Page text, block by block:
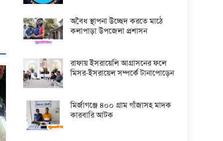
অবৈধ স্থাপনা উচ্ছেদ করতে মাঠে
কলাপাড়া উপজেলা প্রশাসন
রাফায় ইসরায়েলি আগ্রাসনের ফলে
মিসর-ইসরায়েল সম্পর্কে টানাপোড়েন
মির্জাগঞ্জে ৪০০ গ্রাম গাঁজাসহ মাদক
কারবারি আটক